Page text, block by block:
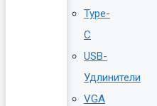
Type-
C
USB-
Удлинители
VGA